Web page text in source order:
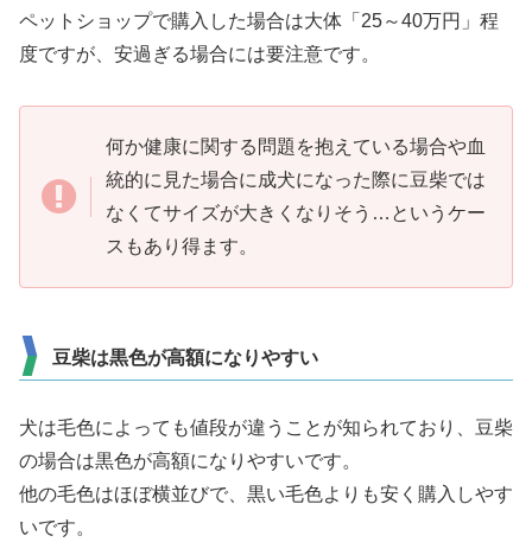
ペットショップで購入した場合は大体「25～40万円」程
度ですが、安過ぎる場合には要注意です。
何か健康に関する問題を抱えている場合や血
統的に見た場合に成犬になった際に豆柴では
なくてサイズが大きくなりそう…というケー
スもあり得ます。
豆柴は黒色が高額になりやすい
犬は毛色によっても値段が違うことが知られており、豆柴
の場合は黒色が高額になりやすいです。
他の毛色はほぼ横並びで、黒い毛色よりも安く購入しやす
いです。